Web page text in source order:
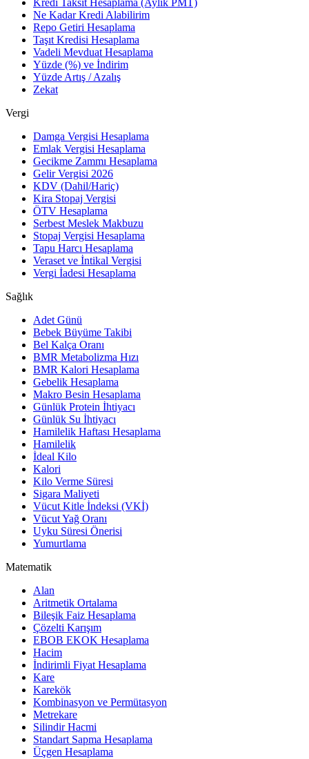
Kredi Taksit Hesaplama (Aylık PMT)
Ne Kadar Kredi Alabilirim
Repo Getiri Hesaplama
Taşıt Kredisi Hesaplama
Vadeli Mevduat Hesaplama
Yüzde (%) ve İndirim
Yüzde Artış / Azalış
Zekat
Vergi
Damga Vergisi Hesaplama
Emlak Vergisi Hesaplama
Gecikme Zammı Hesaplama
Gelir Vergisi 2026
KDV (Dahil/Hariç)
Kira Stopaj Vergisi
ÖTV Hesaplama
Serbest Meslek Makbuzu
Stopaj Vergisi Hesaplama
Tapu Harcı Hesaplama
Veraset ve İntikal Vergisi
Vergi İadesi Hesaplama
Sağlık
Adet Günü
Bebek Büyüme Takibi
Bel Kalça Oranı
BMR Metabolizma Hızı
BMR Kalori Hesaplama
Gebelik Hesaplama
Makro Besin Hesaplama
Günlük Protein İhtiyacı
Günlük Su İhtiyacı
Hamilelik Haftası Hesaplama
Hamilelik
İdeal Kilo
Kalori
Kilo Verme Süresi
Sigara Maliyeti
Vücut Kitle İndeksi (VKİ)
Vücut Yağ Oranı
Uyku Süresi Önerisi
Yumurtlama
Matematik
Alan
Aritmetik Ortalama
Bileşik Faiz Hesaplama
Çözelti Karışım
EBOB EKOK Hesaplama
Hacim
İndirimli Fiyat Hesaplama
Kare
Karekök
Kombinasyon ve Permütasyon
Metrekare
Silindir Hacmi
Standart Sapma Hesaplama
Üçgen Hesaplama